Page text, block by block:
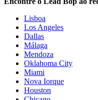
Lisboa
Los Angeles
Dallas
Málaga
Mendoza
Oklahoma City
Miami
Nova Iorque
Houston